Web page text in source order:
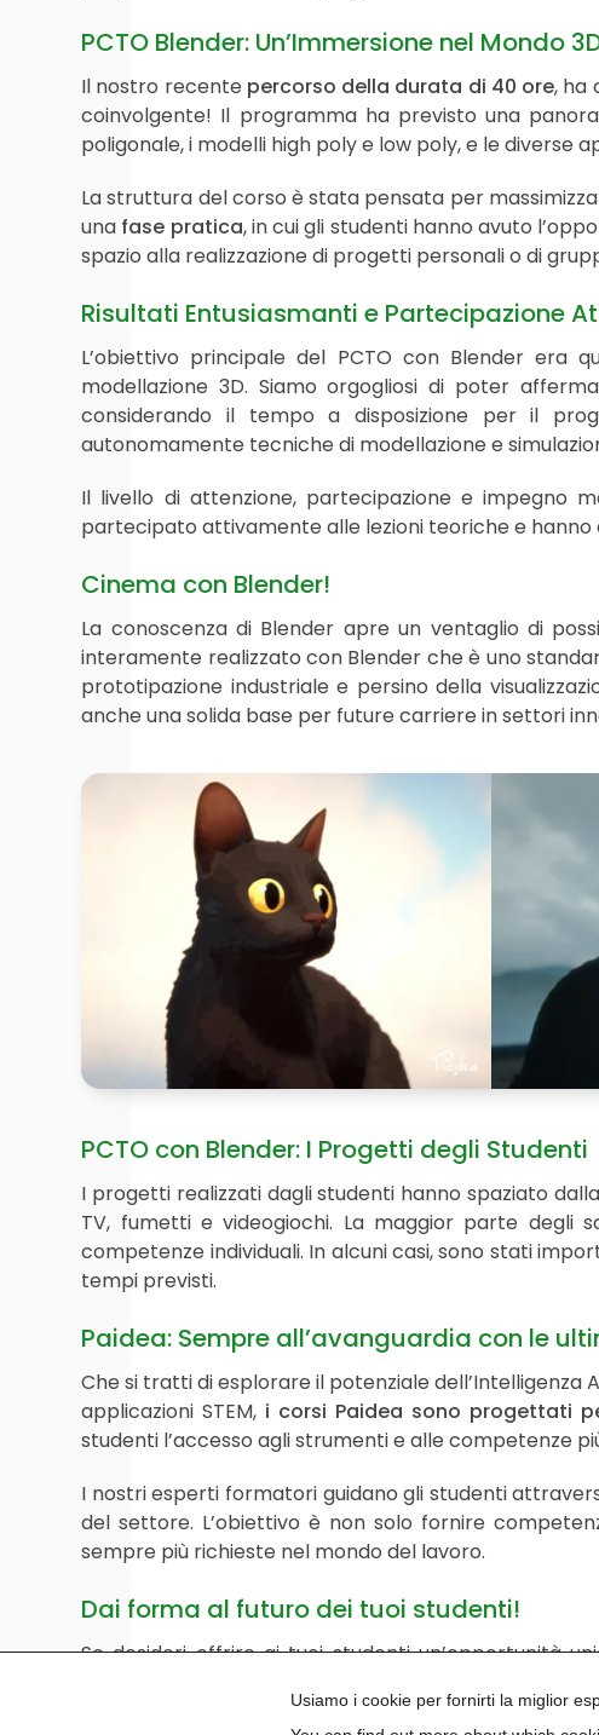
PCTO Blender: Un’Immersione nel Mondo
Il nostro recente percorso della durata di 40 ore, ha
coinvolgente! Il programma ha previsto una
poligonale, i modelli high poly e low poly, e le diverse
La struttura del corso è stata pensata per
una fase pratica, in cui gli studenti hanno avuto
spazio alla realizzazione di progetti personali o di
Risultati Entusiasmanti e Partecipazione
L’obiettivo principale del PCTO con Blender era
modellazione 3D. Siamo orgogliosi di poter
considerando il tempo a disposizione per il
autonomamente tecniche di modellazione e
Il livello di attenzione, partecipazione e impegno
partecipato attivamente alle lezioni teoriche e hanno
Cinema con Blender!
La conoscenza di Blender apre un ventaglio di
interamente realizzato con Blender che è uno
prototipazione industriale e persino della
anche una solida base per future carriere in settori
PCTO con Blender: I Progetti degli Studenti
I progetti realizzati dagli studenti hanno spaziato
TV, fumetti e videogiochi. La maggior parte
competenze individuali. In alcuni casi, sono stati
tempi previsti.
Paidea: Sempre all’avanguardia con le
Che si tratti di esplorare il potenziale
applicazioni STEM, i corsi Paidea sono progettati
studenti l’accesso agli strumenti e alle competenze
I nostri esperti formatori guidano gli studenti
del settore. L’obiettivo è non solo fornire
sempre più richieste nel mondo del lavoro.
Dai forma al futuro dei tuoi studenti!
Se desideri offrire ai tuoi studenti un’opportunità
formare i talenti di domani!Usiamo i cookie per fornirti la miglior